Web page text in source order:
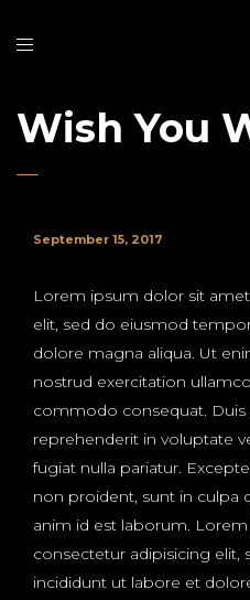
Wish You
September 15, 2017
Lorem ipsum dolor sit
elit, sed do eiusmod
dolore magna aliqua. Ut
nostrud exercitation
commodo consequat. Duis
reprehenderit in voluptate
fugiat nulla pariatur.
non proident, sunt in culpa
anim id est laborum.
consectetur adipisicing
incididunt ut labore et